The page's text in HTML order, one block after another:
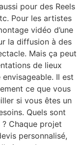
pour des Reels
Pour les artistes
vidéo d’une
la diffusion à des
Mais ça peut
de lieux
Il est
ce que vous
si vous êtes un
Quels sont
Chaque projet
personnalisé,